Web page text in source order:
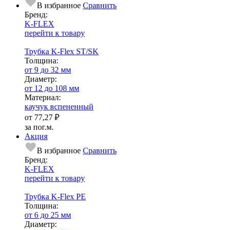
В избранное Сравнить
Бренд:
K-FLEX
перейти к товару
Трубка K-Flex ST/SK
Тол­щи­на:
от 9 до 32 мм
Диаметр:
от 12 до 108 мм
Ма­­те­­ри­­ал:
каучук вспененный
от 77,27 ₽
за пог.м.
Акция
В избранное Сравнить
Бренд:
K-FLEX
перейти к товару
Трубка K-Flex PE
Тол­щи­на:
от 6 до 25 мм
Диаметр: